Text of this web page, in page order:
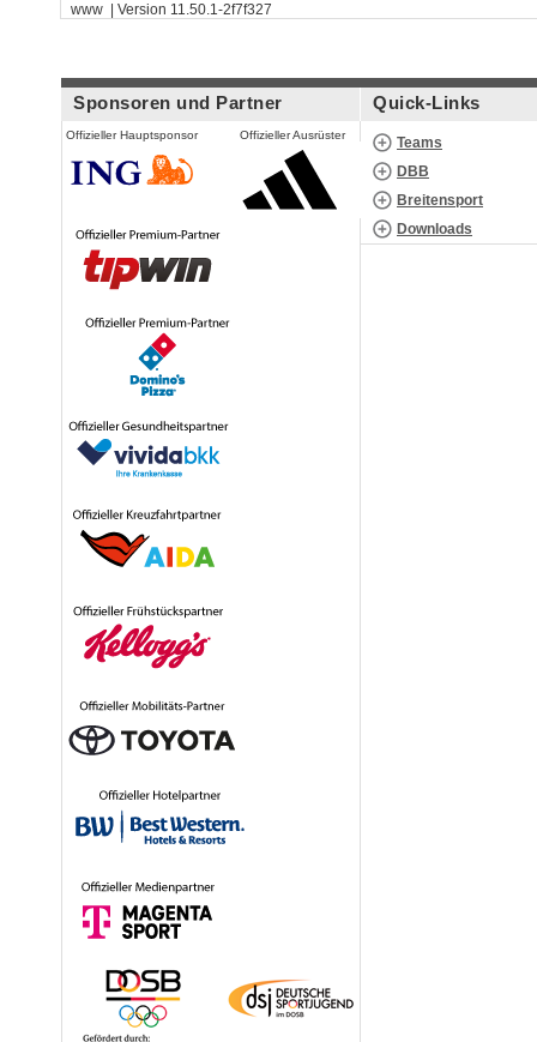
www | Version 11.50.1-2f7f327
Sponsoren und Partner
Offizieller Hauptsponsor Offizieller Ausrüster
Quick-Links
Teams
DBB
Breitensport
Downloads